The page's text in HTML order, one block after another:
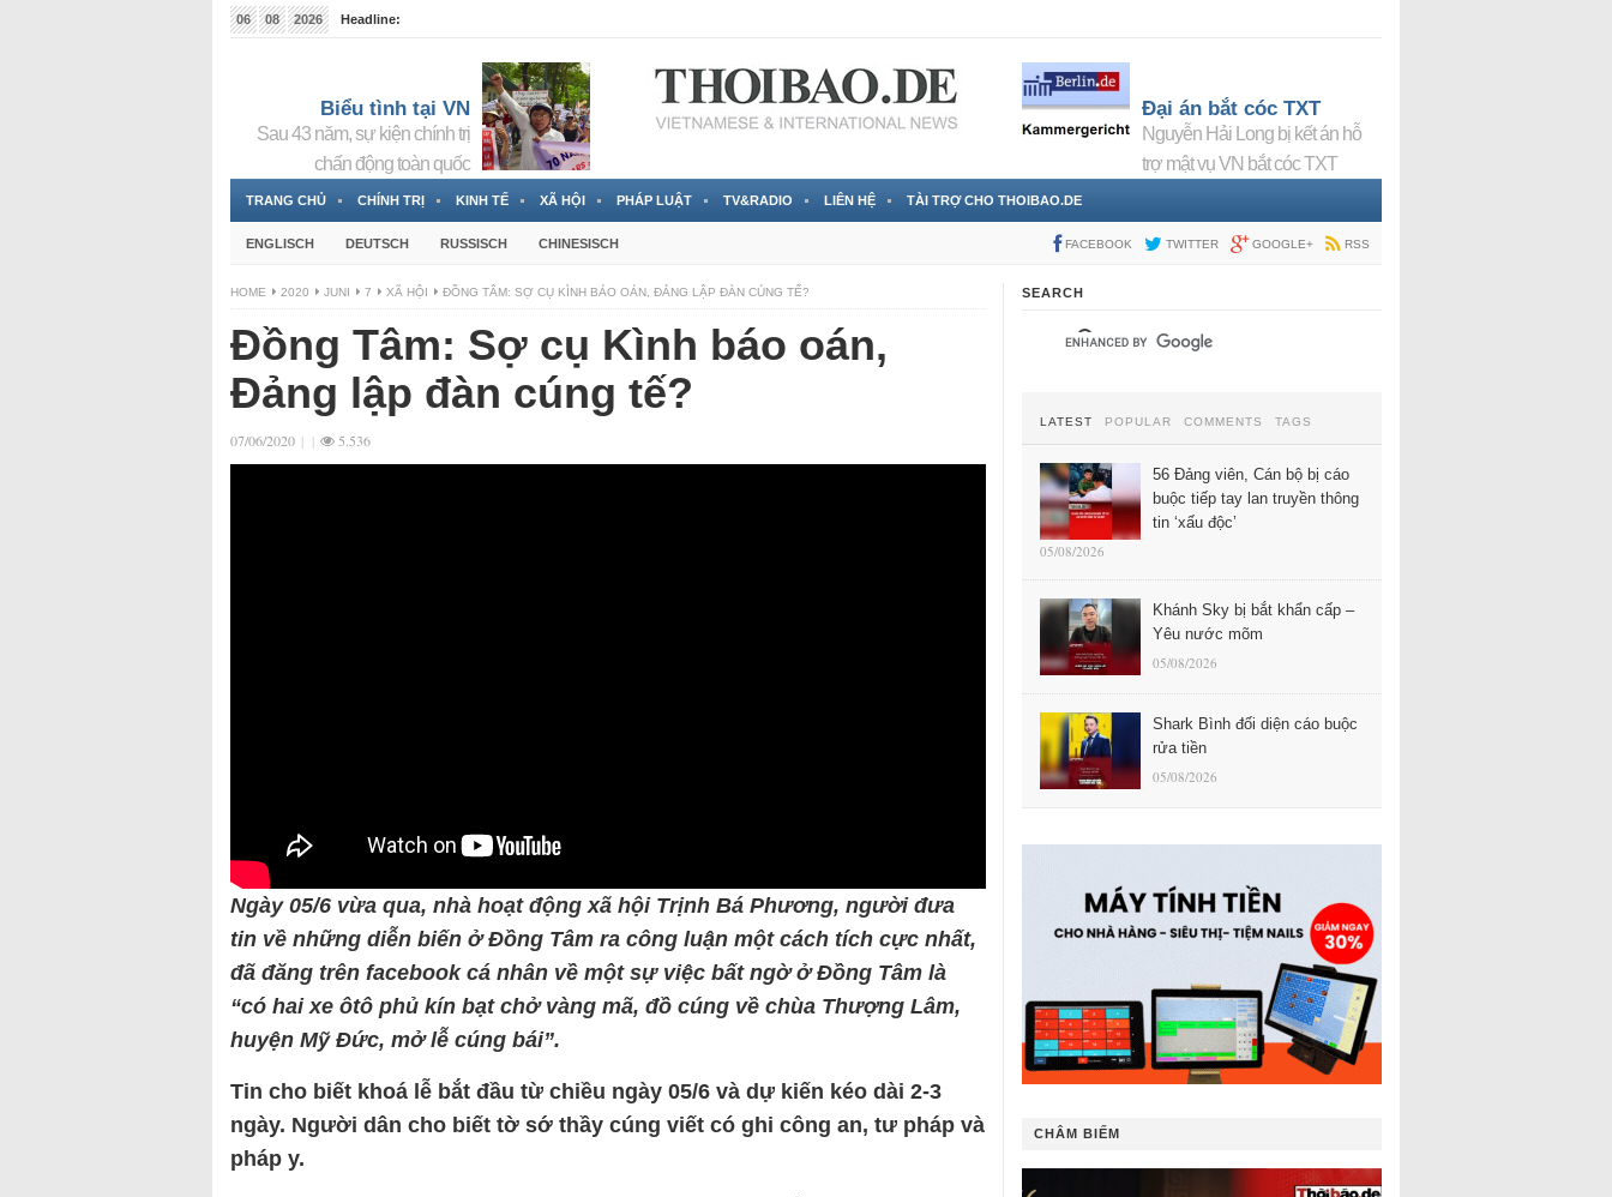
06 08 2026
Headline:
Biểu tình tại VN
Sau 43 năm, sự kiện chính trị
chấn động toàn quốc
Đại án bắt cóc TXT
Nguyễn Hải Long bị kết án hỗ
trợ mật vụ VN bắt cóc TXT
TRANG CHỦ CHÍNH TRỊ KINH TẾ XÃ HỘI PHÁP LUẬT TV&RADIO LIÊN HỆ TÀI TRỢ CHO THOIBAO.DE
ENGLISCH DEUTSCH RUSSISCH CHINESISCH FACEBOOK TWITTER GOOGLE+ RSS
HOME 2020 JUNI 7 XÃ HỘI ĐỒNG TÂM: SỢ CỤ KÌNH BÁO OÁN, ĐẢNG LẬP ĐÀN CÚNG TẾ?
Đồng Tâm: Sợ cụ Kình báo oán,
Đảng lập đàn cúng tế?
07/06/2020 | | 5.536
Ngày 05/6 vừa qua, nhà hoạt động xã hội Trịnh Bá Phương, người đưa
tin về những diễn biến ở Đồng Tâm ra công luận một cách tích cực nhất,
đã đăng trên facebook cá nhân về một sự việc bất ngờ ở Đồng Tâm là
“có hai xe ôtô phủ kín bạt chở vàng mã, đồ cúng về chùa Thượng Lâm,
huyện Mỹ Đức, mở lễ cúng bái”.
Tin cho biết khoá lễ bắt đầu từ chiều ngày 05/6 và dự kiến kéo dài 2-3
ngày. Người dân cho biết tờ sớ thầy cúng viết có ghi công an, tư pháp và
pháp y.
SEARCH
LATEST POPULAR COMMENTS TAGS
56 Đảng viên, Cán bộ bị cáo
buộc tiếp tay lan truyền thông
tin ‘xấu độc’
05/08/2026
Khánh Sky bị bắt khẩn cấp –
Yêu nước mõm
05/08/2026
Shark Bình đối diện cáo buộc
rửa tiền
05/08/2026
CHÂM BIẾM